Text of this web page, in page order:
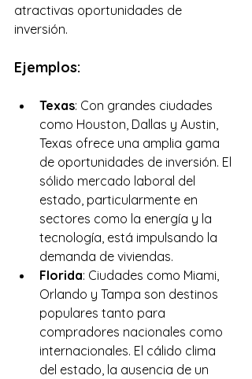
atractivas oportunidades de
inversión.
Ejemplos:
Texas: Con grandes ciudades
como Houston, Dallas y Austin,
Texas ofrece una amplia gama
de oportunidades de inversión. El
sólido mercado laboral del
estado, particularmente en
sectores como la energía y la
tecnología, está impulsando la
demanda de viviendas.
Florida: Ciudades como Miami,
Orlando y Tampa son destinos
populares tanto para
compradores nacionales como
internacionales. El cálido clima
del estado, la ausencia de un